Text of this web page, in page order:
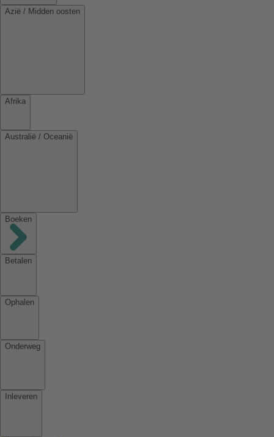
Azië / Midden oosten
Afrika
Australië / Oceanië
Boeken
Betalen
Ophalen
Onderweg
Inleveren